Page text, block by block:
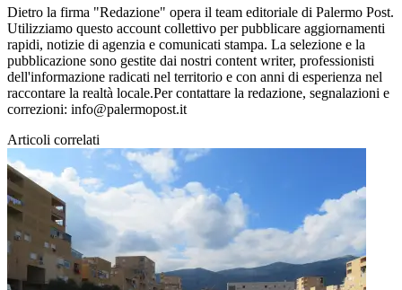
Dietro la firma "Redazione" opera il team editoriale di Palermo Post.
Utilizziamo questo account collettivo per pubblicare aggiornamenti
rapidi, notizie di agenzia e comunicati stampa. La selezione e la
pubblicazione sono gestite dai nostri content writer, professionisti
dell'informazione radicati nel territorio e con anni di esperienza nel
raccontare la realtà locale.Per contattare la redazione, segnalazioni e
correzioni: info@palermopost.it
Articoli correlati